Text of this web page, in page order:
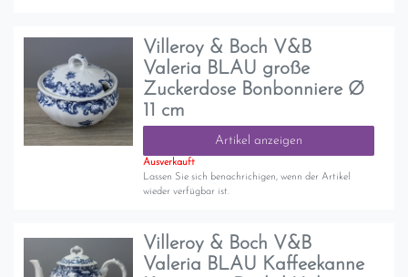
Villeroy & Boch V&B
Valeria BLAU große
Zuckerdose Bonbonniere Ø
11 cm
Artikel anzeigen
Ausverkauft
Lassen Sie sich benachrichigen, wenn der Artikel
wieder verfügbar ist.
Villeroy & Boch V&B
Valeria BLAU Kaffeekanne